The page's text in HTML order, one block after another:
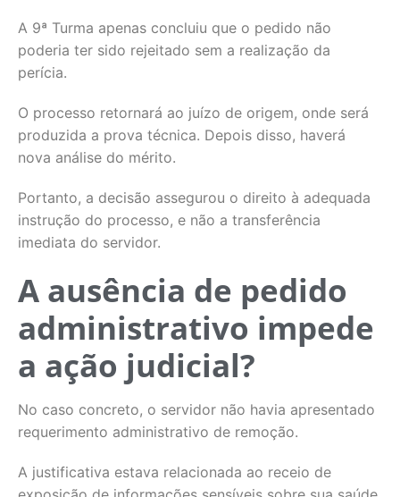
A 9ª Turma apenas concluiu que o pedido não
poderia ter sido rejeitado sem a realização da
perícia.
O processo retornará ao juízo de origem, onde será
produzida a prova técnica. Depois disso, haverá
nova análise do mérito.
Portanto, a decisão assegurou o direito à adequada
instrução do processo, e não a transferência
imediata do servidor.
A ausência de pedido
administrativo impede
a ação judicial?
No caso concreto, o servidor não havia apresentado
requerimento administrativo de remoção.
A justificativa estava relacionada ao receio de